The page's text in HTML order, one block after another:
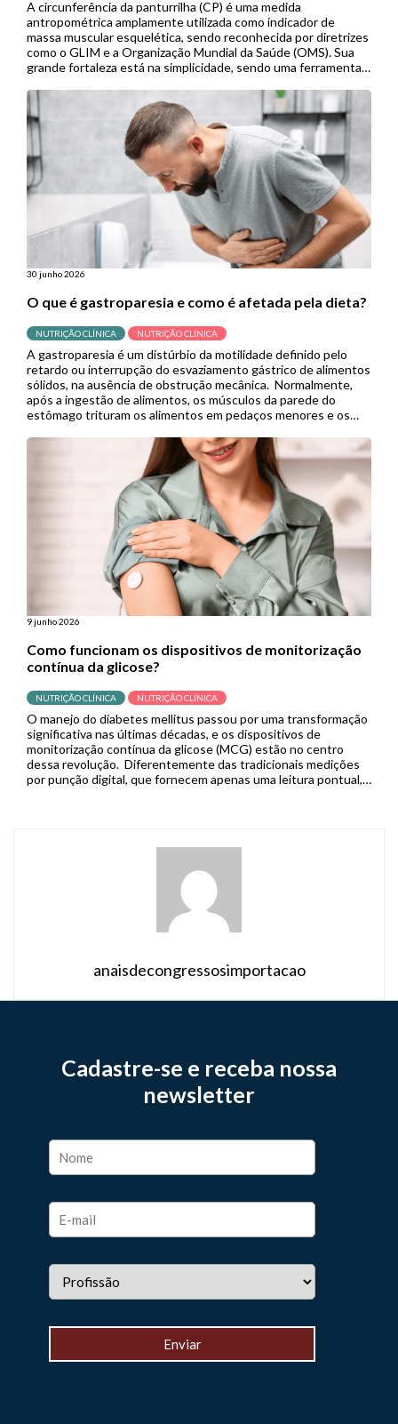
A circunferência da panturrilha (CP) é uma medida
antropométrica amplamente utilizada como indicador de
massa muscular esquelética, sendo reconhecida por diretrizes
como o GLIM e a Organização Mundial da Saúde (OMS). Sua
grande fortaleza está na simplicidade, sendo uma ferramenta
útil em contextos de menor […]
30 junho 2026
O que é gastroparesia e como é afetada pela dieta?
NUTRIÇÃO CLÍNICA NUTRIÇÃO CLÍNICA
A gastroparesia é um distúrbio da motilidade definido pelo
retardo ou interrupção do esvaziamento gástrico de alimentos
sólidos, na ausência de obstrução mecânica. Normalmente,
após a ingestão de alimentos, os músculos da parede do
estômago trituram os alimentos em pedaços menores e os
Porém, quando se […]
9 junho 2026
Como funcionam os dispositivos de monitorização
contínua da glicose?
NUTRIÇÃO CLÍNICA NUTRIÇÃO CLÍNICA
O manejo do diabetes mellitus passou por uma transformação
significativa nas últimas décadas, e os dispositivos de
monitorização contínua da glicose (MCG) estão no centro
dessa revolução. Diferentemente das tradicionais medições
por punção digital, que fornecem apenas uma leitura pontual,
anaisdecongressosimportacao
Cadastre-se e receba nossa
newsletter